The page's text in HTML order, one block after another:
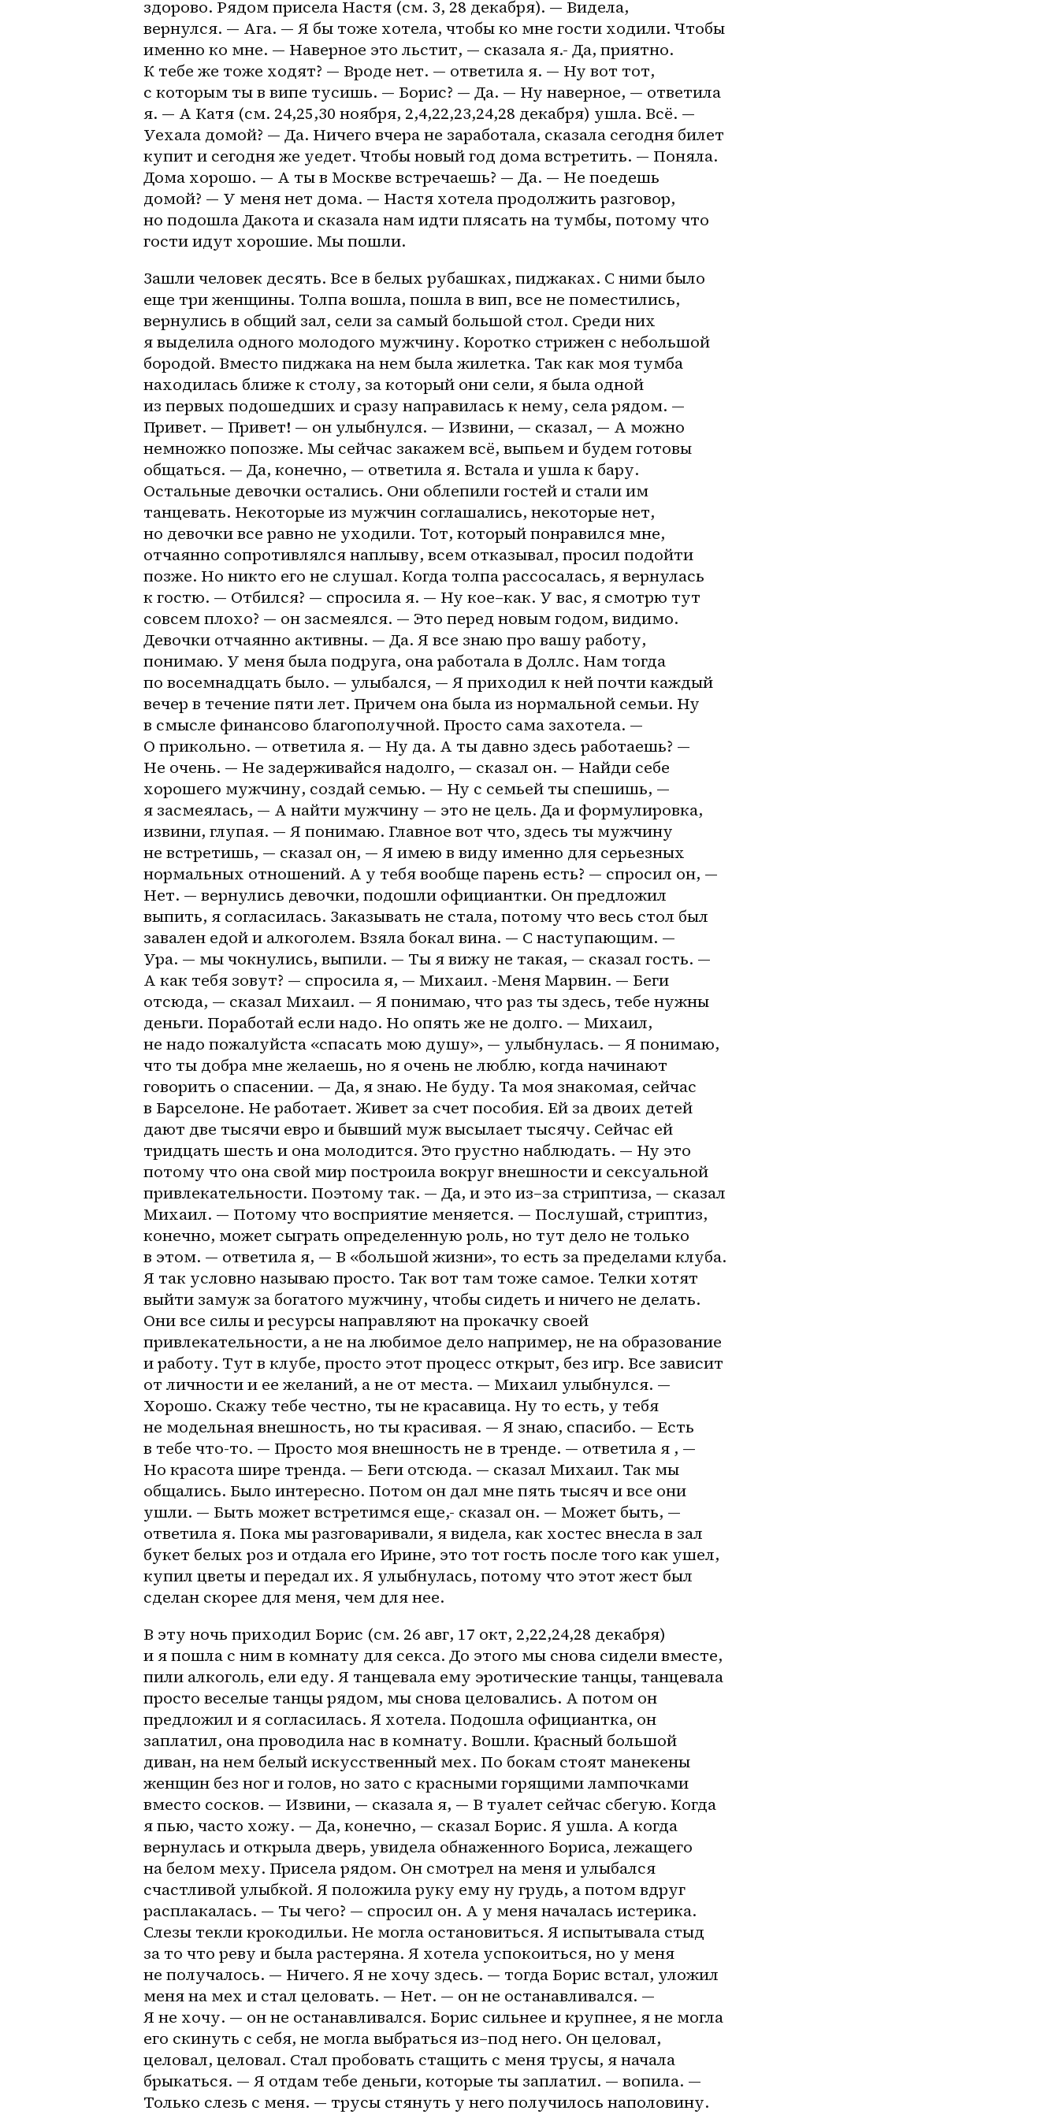
здорово. Рядом присела Настя (см. 3, 28 декабря). — Видела,
вернулся. — Ага. — Я бы тоже хотела, чтобы ко мне гости ходили. Чтобы
именно ко мне. — Наверное это льстит, — сказала я.- Да, приятно.
К тебе же тоже ходят? — Вроде нет. — ответила я. — Ну вот тот,
с которым ты в випе тусишь. — Борис? — Да. — Ну наверное, — ответила
я. — А Катя (см. 24,25,30 ноября, 2,4,22,23,24,28 декабря) ушла. Всё. —
Уехала домой? — Да. Ничего вчера не заработала, сказала сегодня билет
купит и сегодня же уедет. Чтобы новый год дома встретить. — Поняла.
Дома хорошо. — А ты в Москве встречаешь? — Да. — Не поедешь
домой? — У меня нет дома. — Настя хотела продолжить разговор,
но подошла Дакота и сказала нам идти плясать на тумбы, потому что
гости идут хорошие. Мы пошли.
Зашли человек десять. Все в белых рубашках, пиджаках. С ними было
еще три женщины. Толпа вошла, пошла в вип, все не поместились,
вернулись в общий зал, сели за самый большой стол. Среди них
я выделила одного молодого мужчину. Коротко стрижен с небольшой
бородой. Вместо пиджака на нем была жилетка. Так как моя тумба
находилась ближе к столу, за который они сели, я была одной
из первых подошедших и сразу направилась к нему, села рядом. —
Привет. — Привет! — он улыбнулся. — Извини, — сказал, — А можно
немножко попозже. Мы сейчас закажем всё, выпьем и будем готовы
общаться. — Да, конечно, — ответила я. Встала и ушла к бару.
Остальные девочки остались. Они облепили гостей и стали им
танцевать. Некоторые из мужчин соглашались, некоторые нет,
но девочки все равно не уходили. Тот, который понравился мне,
отчаянно сопротивлялся наплыву, всем отказывал, просил подойти
позже. Но никто его не слушал. Когда толпа рассосалась, я вернулась
к гостю. — Отбился? — спросила я. — Ну кое–как. У вас, я смотрю тут
совсем плохо? — он засмеялся. — Это перед новым годом, видимо.
Девочки отчаянно активны. — Да. Я все знаю про вашу работу,
понимаю. У меня была подруга, она работала в Доллс. Нам тогда
по восемнадцать было. — улыбался, — Я приходил к ней почти каждый
вечер в течение пяти лет. Причем она была из нормальной семьи. Ну
в смысле финансово благополучной. Просто сама захотела. —
О прикольно. — ответила я. — Ну да. А ты давно здесь работаешь? —
Не очень. — Не задерживайся надолго, — сказал он. — Найди себе
хорошего мужчину, создай семью. — Ну с семьей ты спешишь, —
я засмеялась, — А найти мужчину — это не цель. Да и формулировка,
извини, глупая. — Я понимаю. Главное вот что, здесь ты мужчину
не встретишь, — сказал он, — Я имею в виду именно для серьезных
нормальных отношений. А у тебя вообще парень есть? — спросил он, —
Нет. — вернулись девочки, подошли официантки. Он предложил
выпить, я согласилась. Заказывать не стала, потому что весь стол был
завален едой и алкоголем. Взяла бокал вина. — С наступающим. —
Ура. — мы чокнулись, выпили. — Ты я вижу не такая, — сказал гость. —
А как тебя зовут? — спросила я, — Михаил. -Меня Марвин. — Беги
отсюда, — сказал Михаил. — Я понимаю, что раз ты здесь, тебе нужны
деньги. Поработай если надо. Но опять же не долго. — Михаил,
не надо пожалуйста «спасать мою душу», — улыбнулась. — Я понимаю,
что ты добра мне желаешь, но я очень не люблю, когда начинают
говорить о спасении. — Да, я знаю. Не буду. Та моя знакомая, сейчас
в Барселоне. Не работает. Живет за счет пособия. Ей за двоих детей
дают две тысячи евро и бывший муж высылает тысячу. Сейчас ей
тридцать шесть и она молодится. Это грустно наблюдать. — Ну это
потому что она свой мир построила вокруг внешности и сексуальной
привлекательности. Поэтому так. — Да, и это из–за стриптиза, — сказал
Михаил. — Потому что восприятие меняется. — Послушай, стриптиз,
конечно, может сыграть определенную роль, но тут дело не только
в этом. — ответила я, — В «большой жизни», то есть за пределами клуба.
Я так условно называю просто. Так вот там тоже самое. Телки хотят
выйти замуж за богатого мужчину, чтобы сидеть и ничего не делать.
Они все силы и ресурсы направляют на прокачку своей
привлекательности, а не на любимое дело например, не на образование
и работу. Тут в клубе, просто этот процесс открыт, без игр. Все зависит
от личности и ее желаний, а не от места. — Михаил улыбнулся. —
Хорошо. Скажу тебе честно, ты не красавица. Ну то есть, у тебя
не модельная внешность, но ты красивая. — Я знаю, спасибо. — Есть
в тебе что-то. — Просто моя внешность не в тренде. — ответила я , —
Но красота шире тренда. — Беги отсюда. — сказал Михаил. Так мы
общались. Было интересно. Потом он дал мне пять тысяч и все они
ушли. — Быть может встретимся еще,- сказал он. — Может быть, —
ответила я. Пока мы разговаривали, я видела, как хостес внесла в зал
букет белых роз и отдала его Ирине, это тот гость после того как ушел,
купил цветы и передал их. Я улыбнулась, потому что этот жест был
сделан скорее для меня, чем для нее.
В эту ночь приходил Борис (см. 26 авг, 17 окт, 2,22,24,28 декабря)
и я пошла с ним в комнату для секса. До этого мы снова сидели вместе,
пили алкоголь, ели еду. Я танцевала ему эротические танцы, танцевала
просто веселые танцы рядом, мы снова целовались. А потом он
предложил и я согласилась. Я хотела. Подошла официантка, он
заплатил, она проводила нас в комнату. Вошли. Красный большой
диван, на нем белый искусственный мех. По бокам стоят манекены
женщин без ног и голов, но зато с красными горящими лампочками
вместо сосков. — Извини, — сказала я, — В туалет сейчас сбегую. Когда
я пью, часто хожу. — Да, конечно, — сказал Борис. Я ушла. А когда
вернулась и открыла дверь, увидела обнаженного Бориса, лежащего
на белом меху. Присела рядом. Он смотрел на меня и улыбался
счастливой улыбкой. Я положила руку ему ну грудь, а потом вдруг
расплакалась. — Ты чего? — спросил он. А у меня началась истерика.
Слезы текли крокодильи. Не могла остановиться. Я испытывала стыд
за то что реву и была растеряна. Я хотела успокоиться, но у меня
не получалось. — Ничего. Я не хочу здесь. — тогда Борис встал, уложил
меня на мех и стал целовать. — Нет. — он не останавливался. —
Я не хочу. — он не останавливался. Борис сильнее и крупнее, я не могла
его скинуть с себя, не могла выбраться из–под него. Он целовал,
целовал, целовал. Стал пробовать стащить с меня трусы, я начала
брыкаться. — Я отдам тебе деньги, которые ты заплатил. — вопила. —
Только слезь с меня. — трусы стянуть у него получилось наполовину.